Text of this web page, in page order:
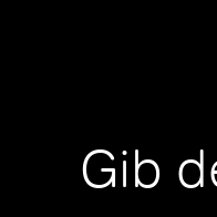
Gib